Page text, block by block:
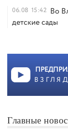
06.08 15:42 Во
детские сады
Главные